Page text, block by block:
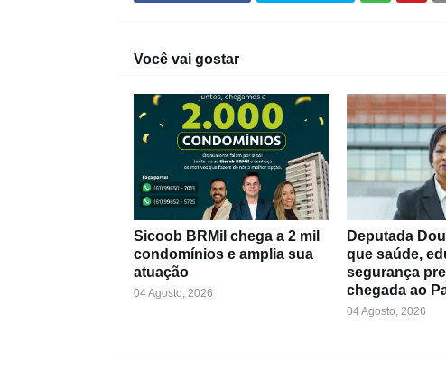
Você vai gostar
Sicoob BRMil chega a 2 mil
condomínios e amplia sua
atuação
04 Agosto, 2026
Deputada
que saúde,
segurança
chegada ao
04 Agosto, 2026